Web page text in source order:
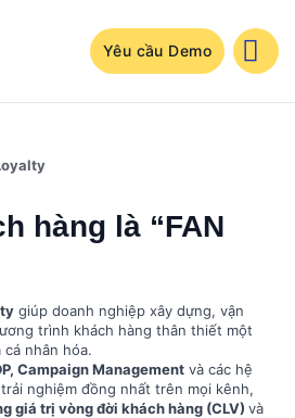
Yêu cầu Demo
hàng là “FAN
giúp doanh nghiệp xây dựng, vận
trình khách hàng thân thiết một
nhân hóa.
Campaign Management và các hệ
nghiệm đồng nhất trên mọi kênh,
giá trị vòng đời khách hàng (CLV) và